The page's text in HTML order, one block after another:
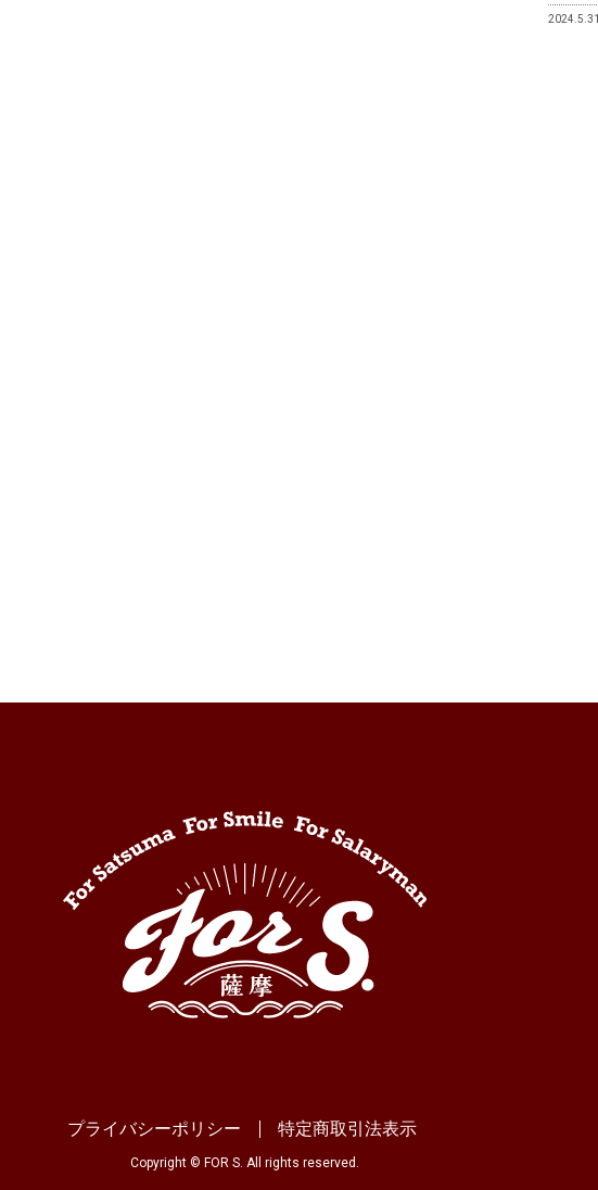
2024.5.31
プライバシーポリシー 特定商取引法表示
Copyright © FOR S. All rights reserved.